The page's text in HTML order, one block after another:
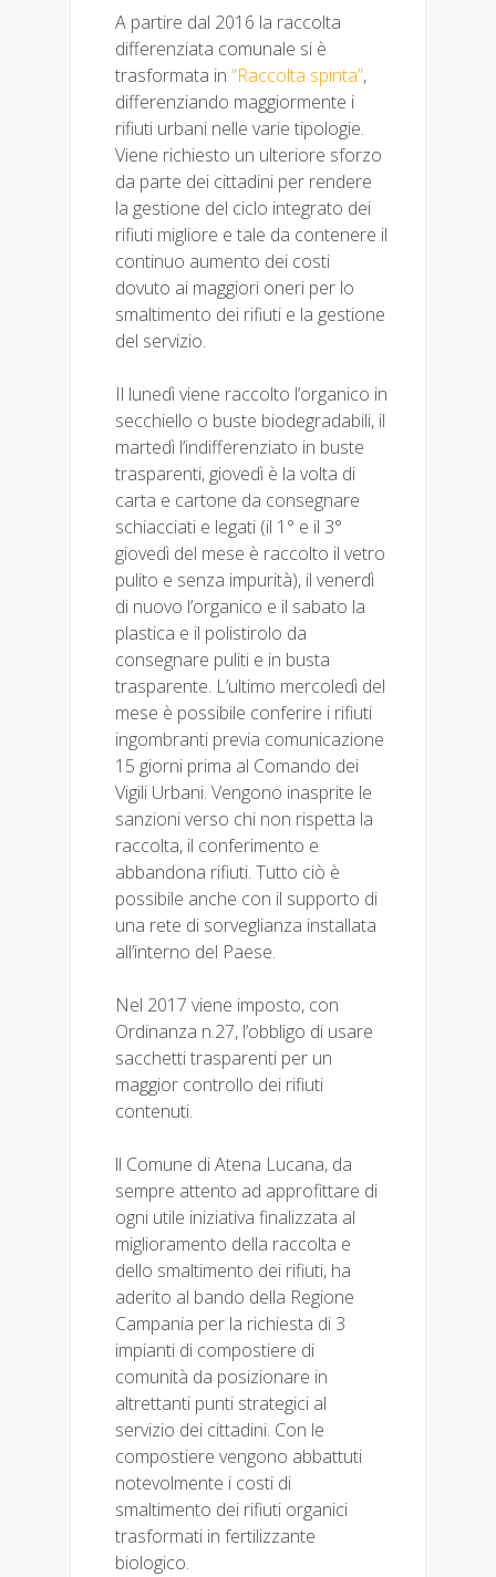
A partire dal 2016 la raccolta
differenziata comunale si è
trasformata in “Raccolta spinta”,
differenziando maggiormente i
rifiuti urbani nelle varie tipologie.
Viene richiesto un ulteriore sforzo
da parte dei cittadini per rendere
la gestione del ciclo integrato dei
rifiuti migliore e tale da contenere il
continuo aumento dei costi
dovuto ai maggiori oneri per lo
smaltimento dei rifiuti e la gestione
del servizio.
Il lunedì viene raccolto l’organico in
secchiello o buste biodegradabili, il
martedì l’indifferenziato in buste
trasparenti, giovedì è la volta di
carta e cartone da consegnare
schiacciati e legati (il 1° e il 3°
giovedì del mese è raccolto il vetro
pulito e senza impurità), il venerdì
di nuovo l’organico e il sabato la
plastica e il polistirolo da
consegnare puliti e in busta
trasparente. L’ultimo mercoledì del
mese è possibile conferire i rifiuti
ingombranti previa comunicazione
15 giorni prima al Comando dei
Vigili Urbani. Vengono inasprite le
sanzioni verso chi non rispetta la
raccolta, il conferimento e
abbandona rifiuti. Tutto ciò è
possibile anche con il supporto di
una rete di sorveglianza installata
all’interno del Paese.
Nel 2017 viene imposto, con
Ordinanza n.27, l’obbligo di usare
sacchetti trasparenti per un
maggior controllo dei rifiuti
contenuti.
ll Comune di Atena Lucana, da
sempre attento ad approfittare di
ogni utile iniziativa finalizzata al
miglioramento della raccolta e
dello smaltimento dei rifiuti, ha
aderito al bando della Regione
Campania per la richiesta di 3
impianti di compostiere di
comunità da posizionare in
altrettanti punti strategici al
servizio dei cittadini. Con le
compostiere vengono abbattuti
notevolmente i costi di
smaltimento dei rifiuti organici
trasformati in fertilizzante
biologico.